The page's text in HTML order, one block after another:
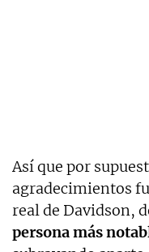
Así que por
agradecimientos
real de Davidson,
persona más